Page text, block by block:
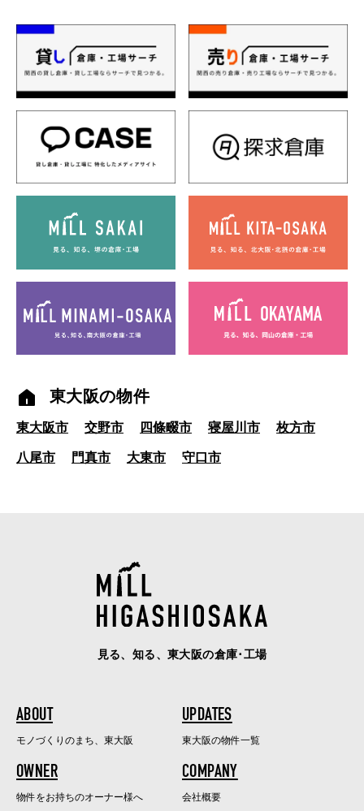
東大阪の物件
東大阪市 交野市 四條畷市 寝屋川市 枚方市
八尾市 門真市 大東市 守口市
見る、知る、東大阪の倉庫･工場
ABOUT
モノづくりのまち、東大阪
UPDATES
東大阪の物件一覧
OWNER
物件をお持ちのオーナー様へ
COMPANY
会社概要